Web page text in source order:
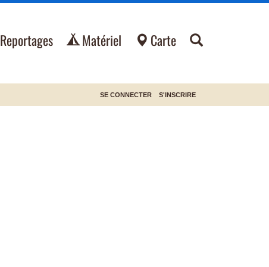
Reportages Matériel Carte
SE CONNECTER S'INSCRIRE